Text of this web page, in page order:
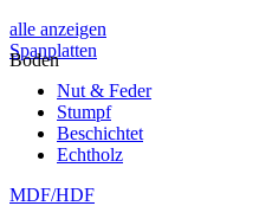
alle anzeigen
Spanplatten
Nut & Feder
Stumpf
Beschichtet
Echtholz
MDF/HDF
Boden